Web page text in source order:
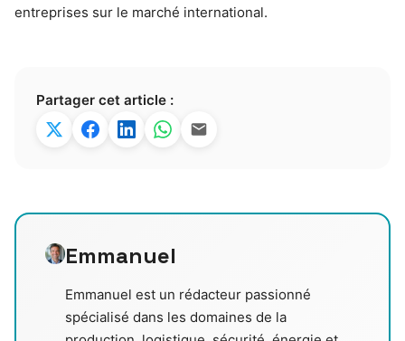
entreprises sur le marché international.
Partager cet article :
Emmanuel
Emmanuel est un rédacteur passionné
spécialisé dans les domaines de la